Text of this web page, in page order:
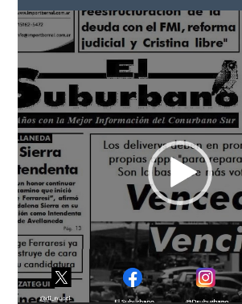
Reproductor
de
vídeo